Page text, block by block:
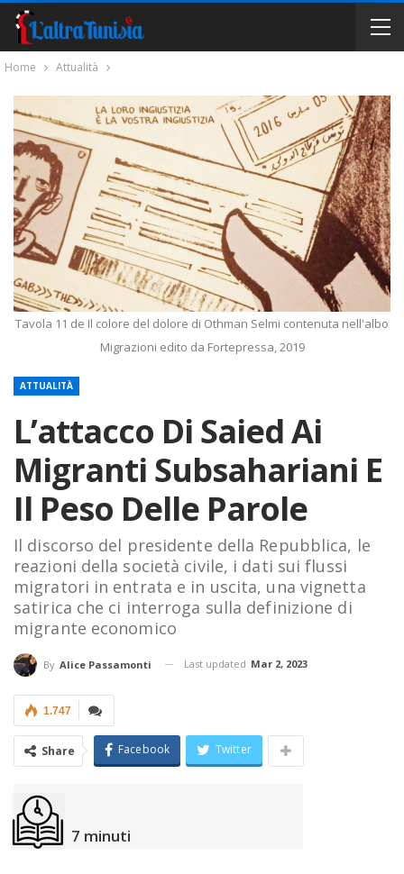
Home Attualità
Tavola 11 de Il colore del dolore di Othman Selmi contenuta nell'albo
Migrazioni edito da Fortepressa, 2019
ATTUALITÀ
L’attacco Di Saied Ai
Migranti Subsahariani E
Il Peso Delle Parole
Il discorso del presidente della Repubblica, le
reazioni della società civile, i dati sui flussi
migratori in entrata e in uscita, una vignetta
satirica che ci interroga sulla definizione di
migrante economico
By Alice Passamonti Last updated Mar 2, 2023
1.747
Share Facebook Twitter
7 minuti